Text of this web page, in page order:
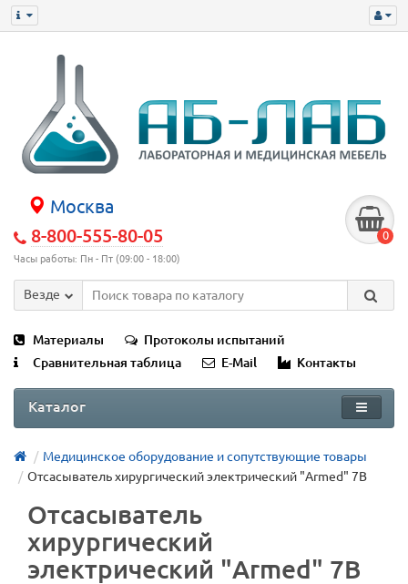
Москва
8-800-555-80-05
Часы работы: Пн - Пт (09:00 - 18:00)
0
Везде
Материалы
Протоколы испытаний
Сравнительная таблица
E-Mail Контакты
Каталог
Медицинское оборудование и сопутствующие товары
Отсасыватель хирургический электрический "Armed" 7B
Отсасыватель
хирургический
электрический "Armed" 7B